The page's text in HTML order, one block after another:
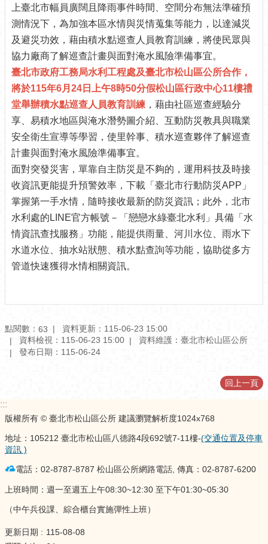
關
介
認
識
松
山
為
民
務
鄰
里
資
訊
政
資
防
救
災
Information
of
Disaster
Prevention）
光
休
閒
網
上臺北市幅員廣闊且降雨事件時間、空間分布無法準確預
測情況下，為加強本區水情與災情蒐集等能力，以達減災
及避災功效，藉由積水點巡查人員教育訓練，將使民眾與
協力廠商了解巡查計畫與面對淹水風險準備事宜。
臺北市政府工務局水利工程處及臺北市松山區公所合作，
將於115年6月24日上午8時50分假松山區行政中心11樓禮
堂舉辦積水點巡查人員教育訓練 ，藉由社區巡查經驗分
享、易積水地區與淹水潛勢圖介紹、互動防災教具與職業
安全衛生宣導等學習，使里幹事、積水巡查夥伴了解巡查
計畫與面對淹水風險準備事宜。
面對突發災害，單靠自主防災是不夠的，運用科技及時接
收資訊更能提升預警效率，下載「臺北市行動防災APP」
掌握第一手水情，隨時接收最新的防災資訊；此外，北市
水利處的LINE官方帳號－「戀戀水綠臺北水利」具備「水
情資訊查找服務」功能，能提供雨量、河川水位、雨水下
水道水位、抽水站狀態、積水點查詢等功能，協助從多方
管道快速獲得水情相關資訊。
點閱數： 63
資料更新：115-06-23 15:00
資料檢視：115-06-23 15:00
資料維護：臺北市松山區公所
發布日期：115-06-24
回上一頁
:::
版權所有 © 臺北市松山區公所 建議瀏覽解析度1024x768
地址：105212 臺北市松山區八德路4段692號7-11樓-(交通位置及停車
資訊 )
電話：02-8787-8787 松山區公所網路電話, 傳真：02-8787-6200
上班時間：週一至週五上午08:30~12:30 至下午01:30~05:30
（中午兵役課、綜合櫃台實施彈性上班）
更新日期
115-08-08